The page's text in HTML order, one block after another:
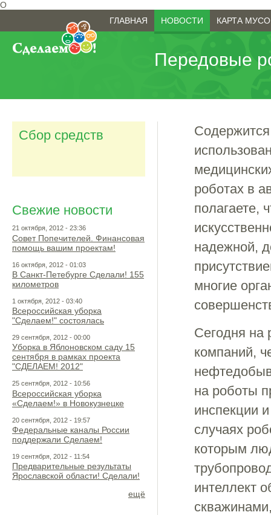
О
Главное меню
ГЛАВНАЯ НОВОСТИ КАРТА
Передовые
Вы здесь
роботах в
полагаете,
надежной,
многие
Сегодня на
компаний,
на роботы
инспекции
случаях
которым
интеллект
Сбор средств
Свежие новости
21 октября, 2012 - 23:36
Совет Попечителей. Финансовая
помощь вашим проектам!
16 октября, 2012 - 01:03
В Санкт-Петебурге Сделали! 155
километров
1 октября, 2012 - 03:40
Всероссийская уборка
"Сделаем!" состоялась
29 сентября, 2012 - 00:00
Уборка в Яблоновском саду 15
сентября в рамках проекта
"СДЕЛАЕМ! 2012"
25 сентября, 2012 - 10:56
Всероссийская уборка
«Сделаем!» в Новокузнецке
20 сентября, 2012 - 19:57
Федеральные каналы России
поддержали Сделаем!
19 сентября, 2012 - 11:54
Предварительные результаты
Ярославской области! Сделали!
ещё